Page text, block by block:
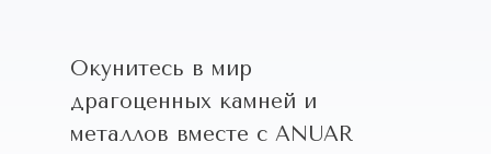
Окунитесь в мир
драгоценных камней и
металлов вместе с ANUAR